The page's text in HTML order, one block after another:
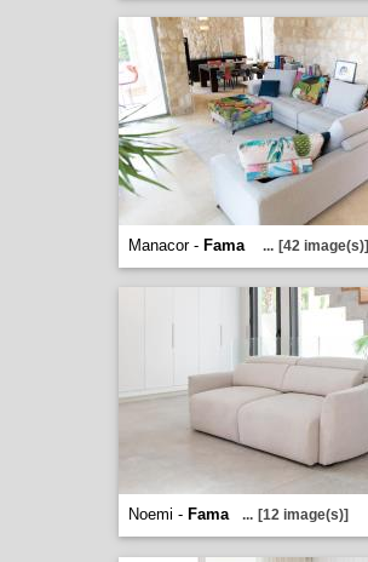
Manacor - Fama ... [42 image(s)]
Noemi - Fama ... [12 image(s)]